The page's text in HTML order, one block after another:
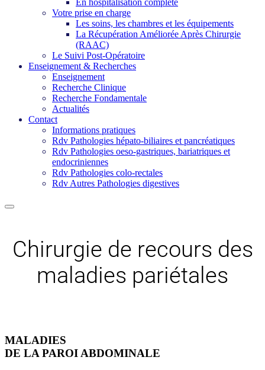
En hospitalisation complète
Votre prise en charge
Les soins, les chambres et les équipements
La Récupération Améliorée Après Chirurgie
(RAAC)
Le Suivi Post-Opératoire
Enseignement & Recherches
Enseignement
Recherche Clinique
Recherche Fondamentale
Actualités
Contact
Informations pratiques
Rdv Pathologies hépato-biliaires et pancréatiques
Rdv Pathologies oeso-gastriques, bariatriques et
endocriniennes
Rdv Pathologies colo-rectales
Rdv Autres Pathologies digestives
Chirurgie de recours des
maladies pariétales
MALADIES
DE LA PAROI ABDOMINALE